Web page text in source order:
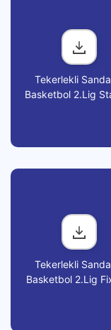
Tekerlekli
Basketbol 2.Lig
Tekerlekli
Basketbol 2.Lig